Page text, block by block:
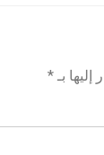
بـ *